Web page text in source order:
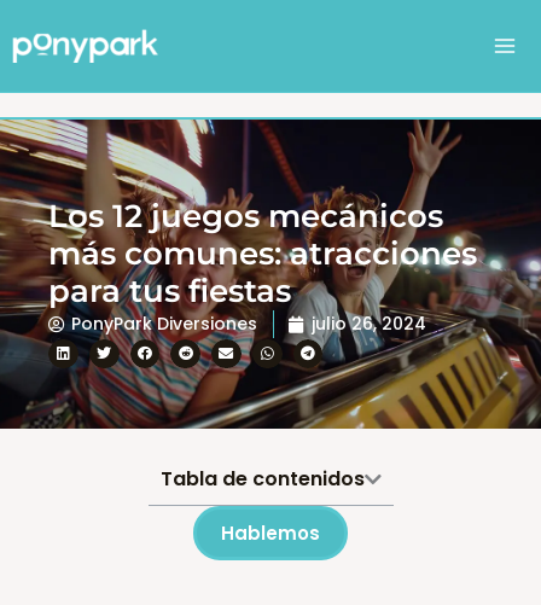
contenido
Los 12 juegos mecánicos
más comunes: atracciones
para tus fiestas
PonyPark Diversiones julio 26, 2024
Tabla de contenidos
Hablemos